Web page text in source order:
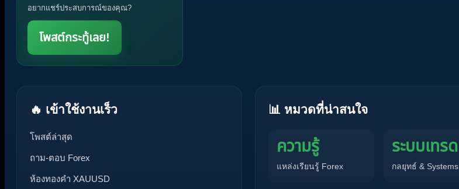
อยากแชร์ประสบการณ์ของคุณ?
โพสต์กระทู้เลย!
🔥 เข้าใช้งานเร็ว
โพสต์ล่าสุด
ถาม-ตอบ Forex
ห้องทองคำ XAUUSD
📊 หมวดที่น่าสนใจ
ความรู้
แหล่งเรียนรู้ Forex
ระบบเทรด
กลยุทธ์ & Systems